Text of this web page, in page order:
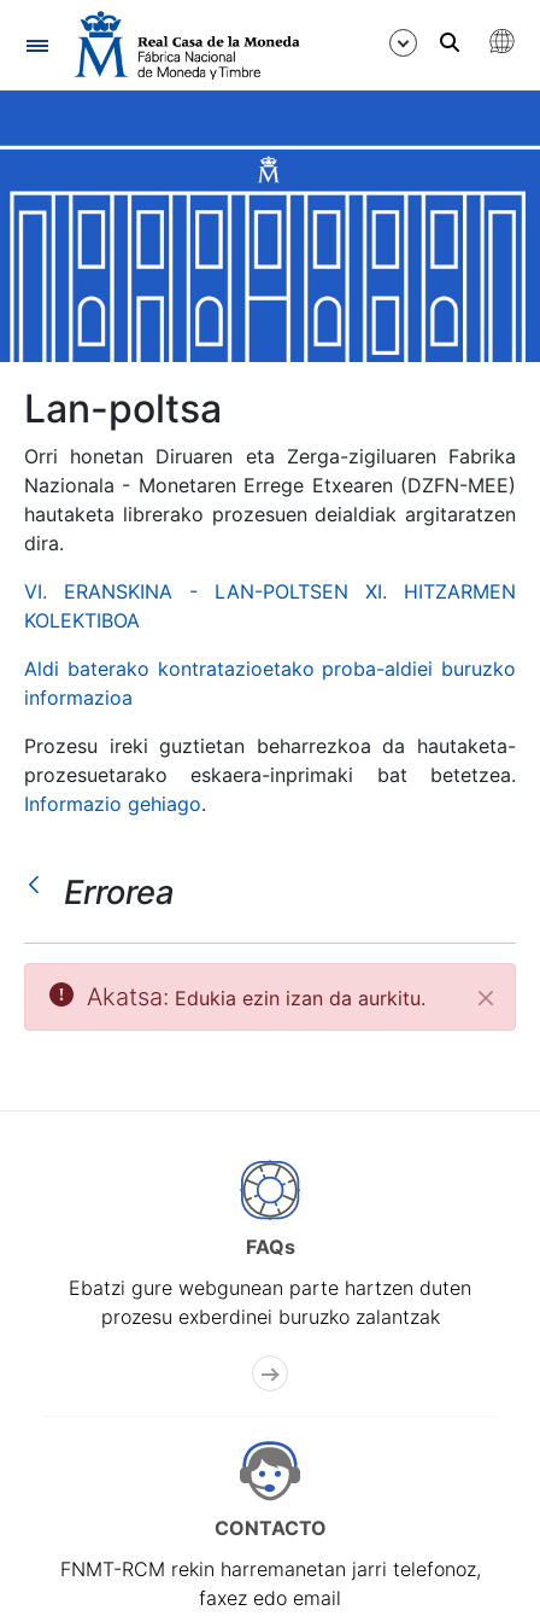
Nabigazioa
Erakutsi/Ezkutatu
Erakutsi/Ezkutatu
Erakutsi/Ezkutatu
Erakutsi/Ezkutatu
Erakutsi/Ezkutatu
Lan-poltsa
Orri honetan Diruaren eta Zerga-zigiluaren Fabrika
Nazionala - Monetaren Errege Etxearen (DZFN-MEE)
hautaketa librerako prozesuen deialdiak argitaratzen
dira.
VI. ERANSKINA - LAN-POLTSEN XI. HITZARMEN
KOLEKTIBOA
Aldi baterako kontratazioetako proba-aldiei buruzko
informazioa
Prozesu ireki guztietan beharrezkoa da hautaketa-
prozesuetarako eskaera-inprimaki bat betetzea.
Informazio gehiago.
Errorea
Itxi
Akatsa: Edukia ezin izan da aurkitu.
FAQs
Ebatzi gure webgunean parte hartzen duten
prozesu exberdinei buruzko zalantzak
CONTACTO
FNMT-RCM rekin harremanetan jarri telefonoz,
faxez edo email